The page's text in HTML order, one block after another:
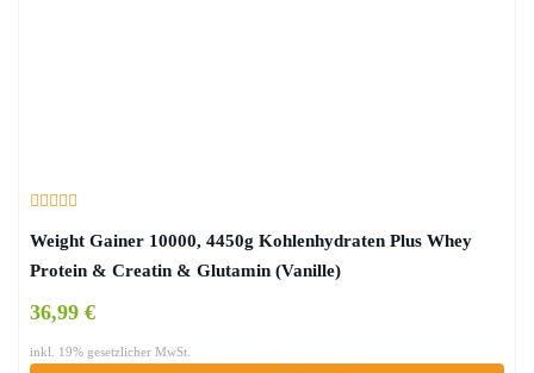
Weight Gainer 10000, 4450g Kohlenhydraten Plus Whey
Protein & Creatin & Glutamin (Vanille)
36,99 €
inkl. 19% gesetzlicher MwSt.